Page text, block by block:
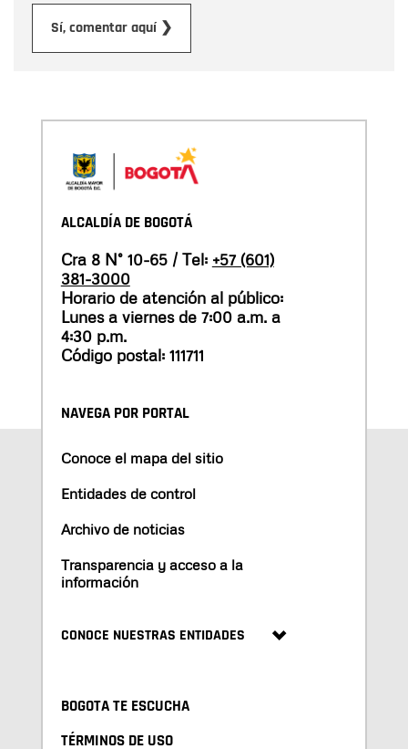
Sí, comentar aquí ❯
ALCALDÍA DE BOGOTÁ
Cra 8 N° 10-65 / Tel: +57 (601)
381-3000
Horario de atención al público:
Lunes a viernes de 7:00 a.m. a
4:30 p.m.
Código postal: 111711
NAVEGA POR PORTAL
Conoce el mapa del sitio
Entidades de control
Archivo de noticias
Transparencia y acceso a la
información
CONOCE NUESTRAS ENTIDADES
BOGOTA TE ESCUCHA
TÉRMINOS DE USO